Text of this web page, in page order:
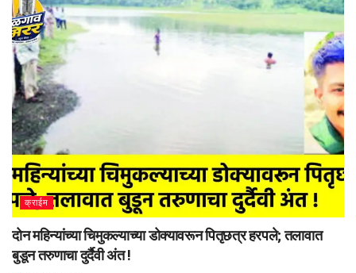
क्राईम
दोन महिन्यांच्या चिमुकल्याच्या डोक्यावरून पितृछत्र हरपले; तलावात
बुडून तरुणाचा दुर्दैवी अंत !